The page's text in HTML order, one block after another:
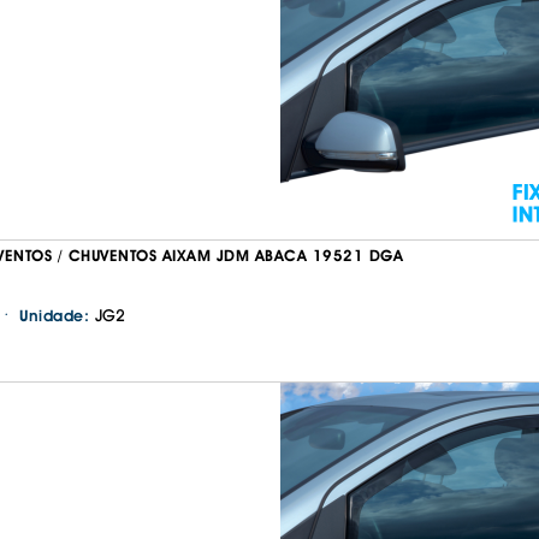
ALCATIFA
BORRACHA
BORRACHA/ CHUVENTOS AIXAM JDM ABACA 19521 DGA
· Unidade: JG2